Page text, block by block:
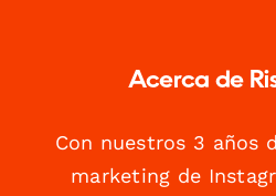
Acerca de
Con nuestros 3 años
marketing de